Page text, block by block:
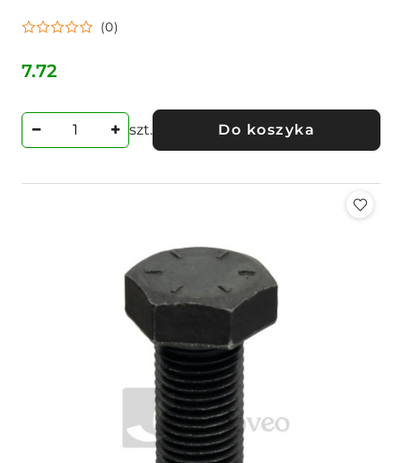
1136-0001-01, 12139480/0, 112139480/0
(0)
Cena:
7.72
szt. Do koszyka